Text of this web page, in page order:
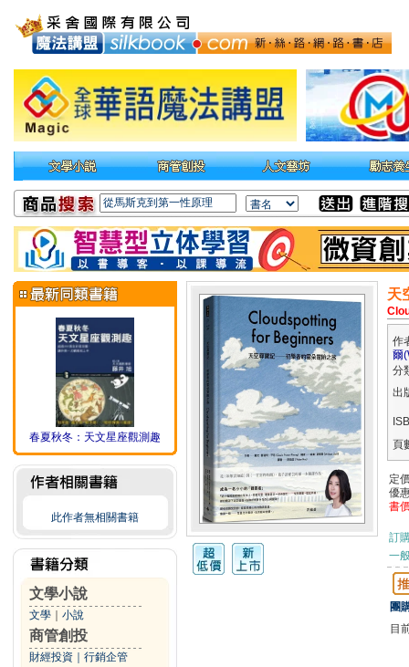
春夏秋冬：天文星座觀測趣
此作者無相關書籍
文學小說
文學 小說
商管創投
財經投資 行銷企管
天
作
爾
分
出
頁
定
優
書
訂
一
團
目